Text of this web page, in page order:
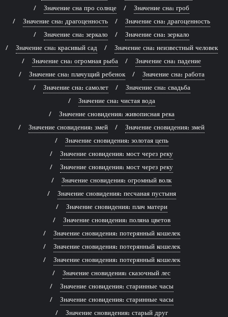
Значение сна про солнце
Значение сна: гроб
Значение сна: драгоценность
Значение сна: драгоценность
Значение сна: зеркало
Значение сна: зеркало
Значение сна: красивый сад
Значение сна: неизвестный человек
Значение сна: огромная рыба
Значение сна: падение
Значение сна: плачущий ребенок
Значение сна: работа
Значение сна: самолет
Значение сна: свадьба
Значение сна: чистая вода
Значение сновидения: живописная река
Значение сновидения: змей
Значение сновидения: змей
Значение сновидения: золотая цепь
Значение сновидения: мост через реку
Значение сновидения: мост через реку
Значение сновидения: огромный волк
Значение сновидения: песчаная пустыня
Значение сновидения: плач матери
Значение сновидения: поляна цветов
Значение сновидения: потерянный кошелек
Значение сновидения: потерянный кошелек
Значение сновидения: потерянный кошелек
Значение сновидения: сказочный лес
Значение сновидения: старинные часы
Значение сновидения: старинные часы
Значение сновидения: старый друг